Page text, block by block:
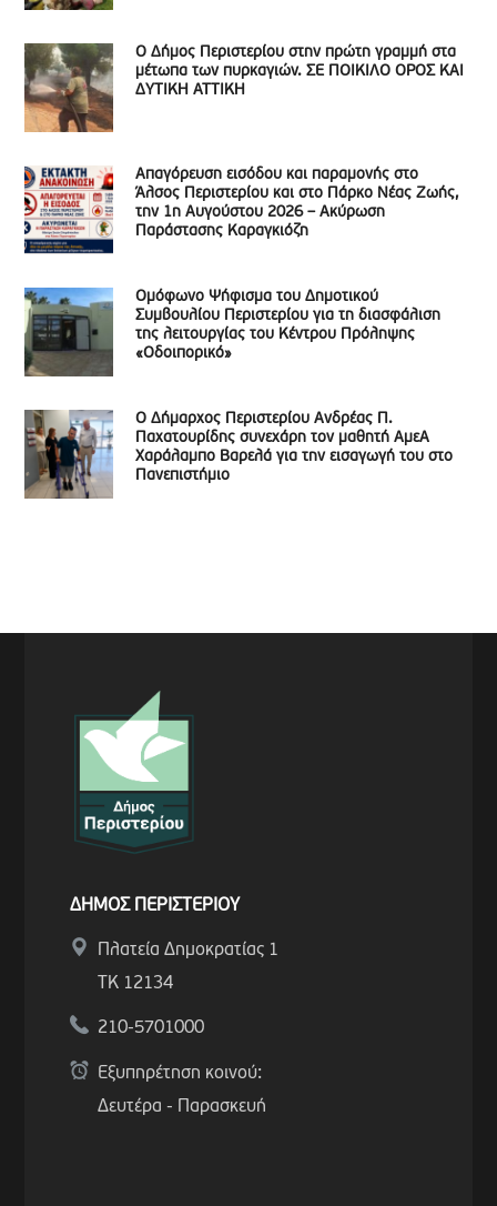
Ο Δήμος Περιστερίου στην πρώτη γραμμή στα
μέτωπα των πυρκαγιών. ΣΕ ΠΟΙΚΙΛΟ ΟΡΟΣ ΚΑΙ
ΔΥΤΙΚΗ ΑΤΤΙΚΗ
Απαγόρευση εισόδου και παραμονής στο
Άλσος Περιστερίου και στο Πάρκο Νέας Ζωής,
την 1η Αυγούστου 2026 – Ακύρωση
Παράστασης Καραγκιόζη
Ομόφωνο Ψήφισμα του Δημοτικού
Συμβουλίου Περιστερίου για τη διασφάλιση
της λειτουργίας του Κέντρου Πρόληψης
«Οδοιπορικό»
Ο Δήμαρχος Περιστερίου Ανδρέας Π.
Παχατουρίδης συνεχάρη τον μαθητή ΑμεΑ
Χαράλαμπο Βαρελά για την εισαγωγή του στο
Πανεπιστήμιο
ΔΗΜΟΣ ΠΕΡΙΣΤΕΡΙΟΥ
Πλατεία Δημοκρατίας 1
ΤΚ 12134
210-5701000
Εξυπηρέτηση κοινού:
Δευτέρα - Παρασκευή